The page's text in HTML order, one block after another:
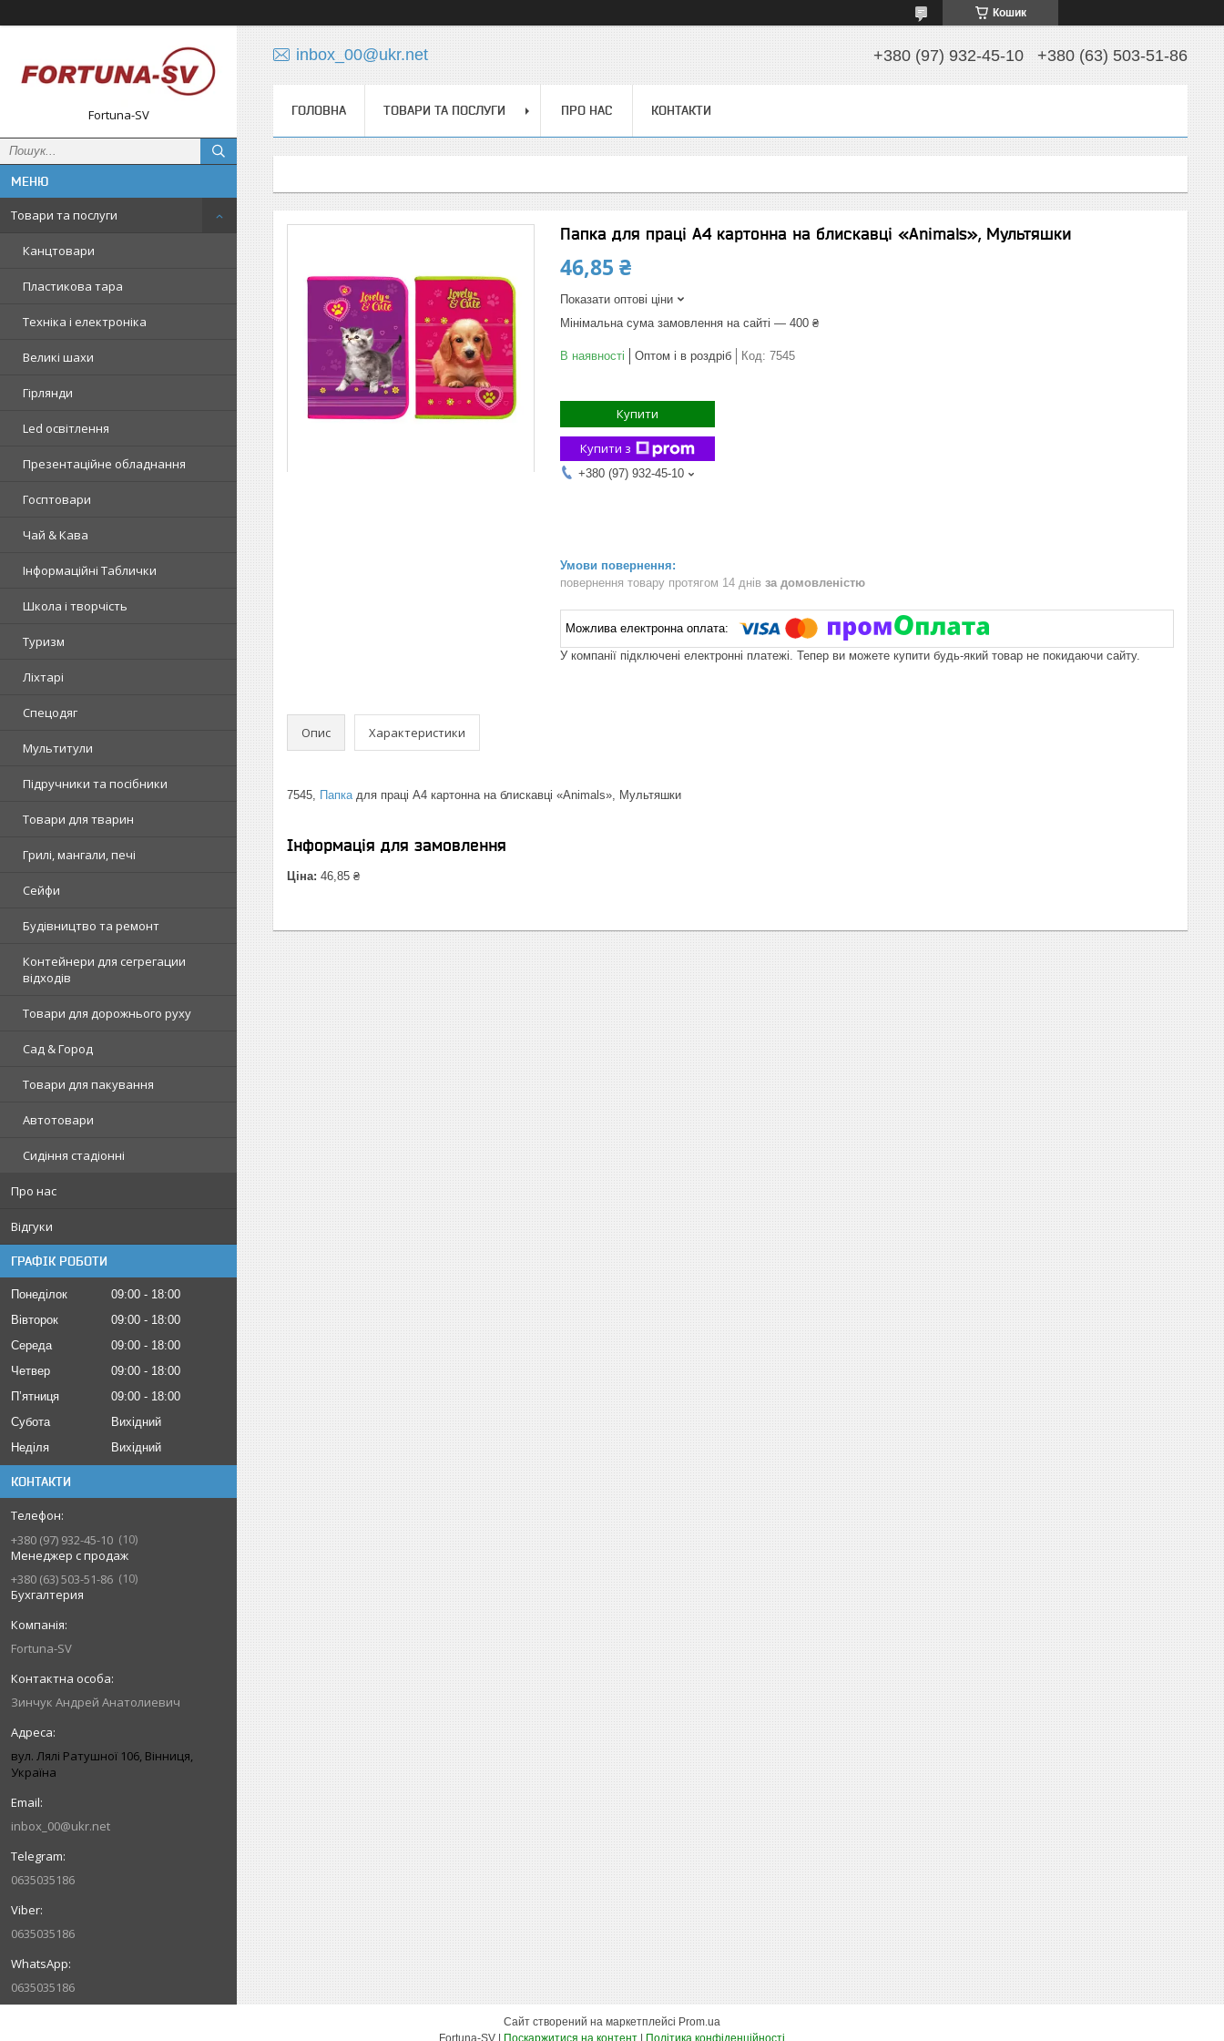
Кошик
Fortuna-SV
Товари та послуги
Канцтовари
Пластикова тара
Техніка і електроніка
Великі шахи
Гірлянди
Led освітлення
Презентаційне обладнання
Госптовари
Чай & Кава
Інформаційні Таблички
Школа і творчість
Туризм
Ліхтарі
Спецодяг
Мультитули
Підручники та посібники
Товари для тварин
Грилі, мангали, печі
Сейфи
Будівництво та ремонт
Контейнери для сегрегации
відходів
Товари для дорожнього руху
Сад & Город
Товари для пакування
Автотовари
Сидіння стадіонні
Про нас
Відгуки
ГРАФІК РОБОТИ
Понеділок 09:00
18:00
Вівторок
09:00
18:00
Середа
09:00
18:00
Четвер
09:00
18:00
Пʼятниця
09:00
18:00
Субота
Вихідний
Неділя
Вихідний
КОНТАКТИ
+380 (97) 932-45-10
10
Менеджер с продаж
+380 (63) 503-51-86
10
Бухгалтерия
Fortuna-SV
Зинчук Андрей Анатолиевич
вул. Лялі Ратушної 106, Вінниця,
Україна
inbox_00@ukr.net
0635035186
0635035186
0635035186
inbox_00@ukr.net +380 (97) 932-45-10 +380 (63) 503-51-86
ГОЛОВНА ТОВАРИ ТА ПОСЛУГИ ПРО НАС КОНТАКТИ
Папка для праці А4 картонна на блискавці «Animals», Мультяшки
46,85 ₴
Показати оптові ціни
Мінімальна сума замовлення на сайті — 400 ₴
В наявності Оптом і в роздріб Код: 7545
Купити
Купити з
+380 (97) 932-45-10
повернення товару протягом 14 днів за домовленістю
У компанії підключені електронні платежі. Тепер ви можете купити будь-який товар не покидаючи сайту.
Опис Характеристики
7545, Папкадля праці А4 картонна на блискавці «Animals», Мультяшки
Інформація для замовлення
Ціна: 46,85 ₴
Сайт створений на маркетплейсі Prom.ua
Fortuna-SV | Поскаржитися на контент | Політика конфіденційності